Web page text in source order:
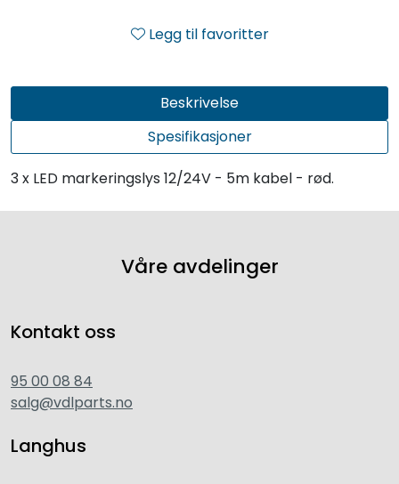
Legg til favoritter
Beskrivelse
Spesifikasjoner
3 x LED markeringslys 12/24V - 5m kabel - rød.
Våre avdelinger
Kontakt oss
95 00 08 84
salg@vdlparts.no
Langhus